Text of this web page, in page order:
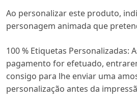
Ao personalizar este produto,
personagem animada que
100 % Etiquetas Personalizadas:
pagamento for efetuado,
consigo para lhe enviar uma
personalização antes da